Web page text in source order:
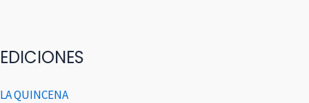
EDICIONES
LA QUINCENA